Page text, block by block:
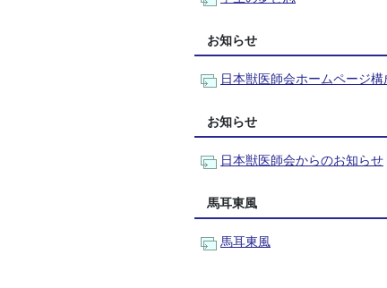
お知らせ
日本獣医師会ホームページ
お知らせ
日本獣医師会からのお知らせ
馬耳東風
馬耳東風